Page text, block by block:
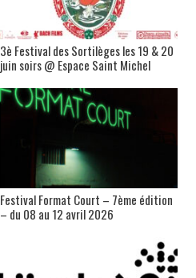
3è Festival des Sortilèges les 19 & 20
juin soirs @ Espace Saint Michel
Festival Format Court – 7ème édition
– du 08 au 12 avril 2026